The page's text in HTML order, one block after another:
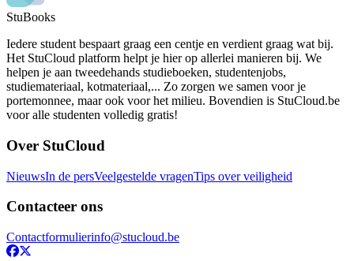
StuBooks
Iedere student bespaart graag een centje en verdient graag wat bij.
Het StuCloud platform helpt je hier op allerlei manieren bij. We
helpen je aan tweedehands studieboeken, studentenjobs,
studiemateriaal, kotmateriaal,... Zo zorgen we samen voor je
portemonnee, maar ook voor het milieu. Bovendien is StuCloud.be
voor alle studenten volledig gratis!
Over StuCloud
NieuwsIn de persVeelgestelde vragenTips over veiligheid
Contacteer ons
Contactformulierinfo@stucloud.be